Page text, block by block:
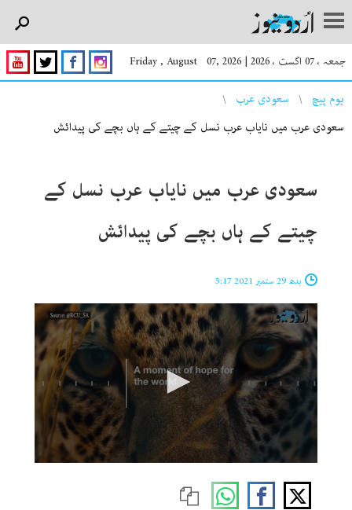
جمعہ ، 07 اگست ، 2026 |
Friday , August 07, 2026
You are here
ہوم پیچ
سعودی عرب
سعودی عرب میں نایاب عرب نسل کے چیتے کے ہاں بچے کی پیدائش
سعودی عرب میں نایاب عرب نسل کے
چیتے کے ہاں بچے کی پیدائش
بدھ 29 ستمبر 2021 5:17